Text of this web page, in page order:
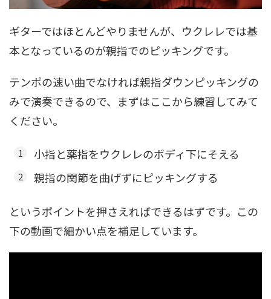
ギターではほとんどやりませんが、ウクレレでは基
本となっているのが親指でのピッキングです。
テンポの速い曲でなければ親指ダウンピッキングの
みで演奏できるので、まずはここから練習してみて
ください。
小指と薬指をウクレレのボディ下にそえる
親指の関節を曲げずにピッキングする
というポイントを押さえればできるはずです。この
下の動画で細かい点を補足しています。